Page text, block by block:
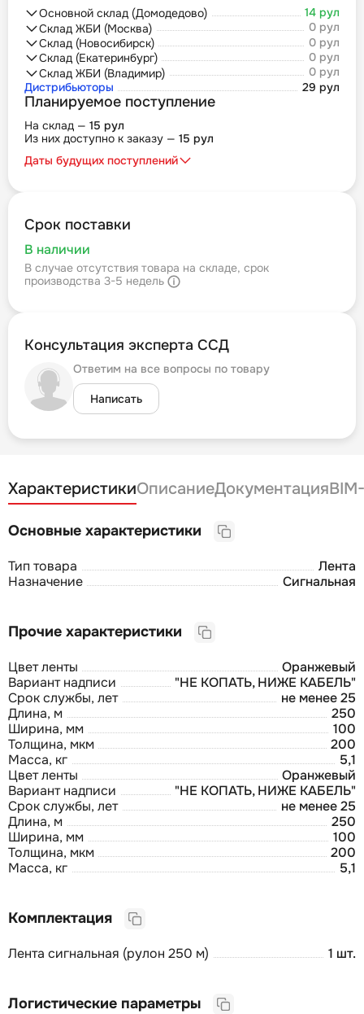
Основной склад (Домодедово)
14 рул
Склад ЖБИ (Москва)
0 рул
Склад (Новосибирск)
0 рул
Склад (Екатеринбург)
0 рул
Склад ЖБИ (Владимир)
0 рул
Дистрибьюторы
29 рул
Планируемое поступление
На склад — 15 рул
Из них доступно к заказу — 15 рул
Даты будущих поступлений
Срок поставки
В наличии
В случае отсутствия товара на складе, срок
производства 3-5 недель
Консультация эксперта ССД
Ответим на все вопросы по товару
Написать
ХарактеристикиОписаниеДокументация
Основные характеристики
Тип товара
Лента
Назначение
Сигнальная
Прочие характеристики
Цвет ленты
Оранжевый
Вариант надписи
"НЕ КОПАТЬ, НИЖЕ КАБЕЛЬ"
Срок службы, лет
не менее 25
Длина, м
250
Ширина, мм
100
Толщина, мкм
200
Масса, кг
5,1
Цвет ленты
Оранжевый
Вариант надписи
"НЕ КОПАТЬ, НИЖЕ КАБЕЛЬ"
Срок службы, лет
не менее 25
Длина, м
250
Ширина, мм
100
Толщина, мкм
200
Масса, кг
5,1
Комплектация
Лента сигнальная (рулон 250 м) 1 шт.
Логистические параметры